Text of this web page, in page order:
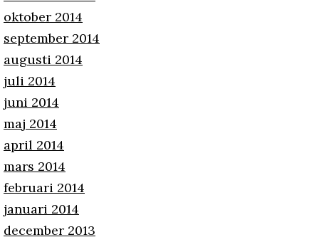
oktober 2014
september 2014
augusti 2014
juli 2014
juni 2014
maj 2014
april 2014
mars 2014
februari 2014
januari 2014
december 2013